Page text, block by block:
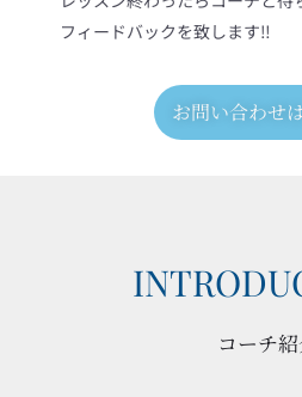
フィードバックを致します‼
お問い合わせ
コーチ